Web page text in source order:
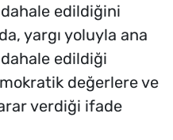
edildiğini
yargı yoluyla ana
edildiği
değerlere ve
verdiği ifade